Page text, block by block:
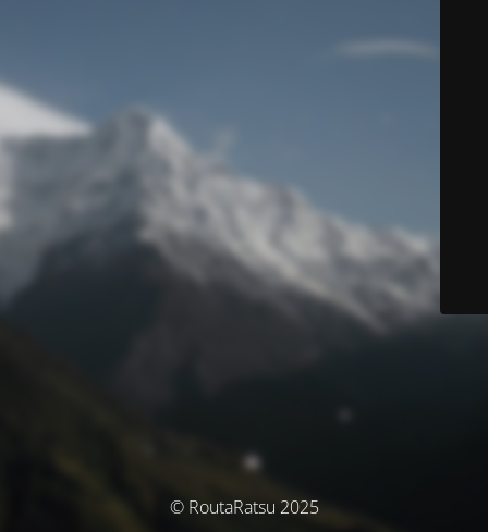
© RoutaRatsu 2025